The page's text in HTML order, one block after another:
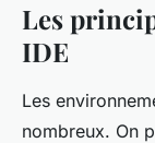
Les
IDE
Les
nombreux. On